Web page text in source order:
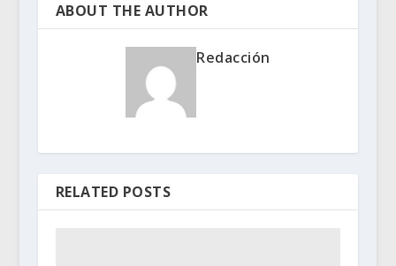
ABOUT THE AUTHOR
Redacción
RELATED POSTS